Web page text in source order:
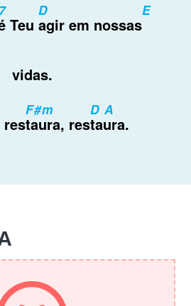
Teu
D
agir em nossas
E
vidas.
res
F#m
taura, res
D A
taura.